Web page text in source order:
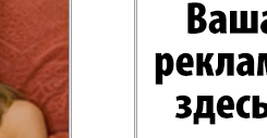
PRO Women
Europe